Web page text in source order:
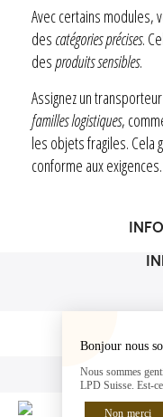
Avec certains modules,
des catégories précises.
desproduits sensibles.
Assignez un
familles logistiques,
les objets fragiles. Cela
conforme aux exigences.
Bonjour nous
Nous sommes
LPD Suisse. Est-
Non merci